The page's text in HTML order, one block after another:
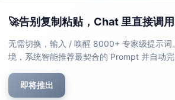
入站丢包率与服务端拒绝率：0（以
背压触发与限流策略：当接入速率
不受影响；背压触发后P99延迟仍
验收标准：
在含“尖峰—平台—衰减”的爆量曲线
🚀告别复制粘贴，Chat 里直接调用
无需切换，输入 / 唤醒 8000+ 专家级提示
境，系统智能推荐最契合的 Prompt 并自动
即将推出